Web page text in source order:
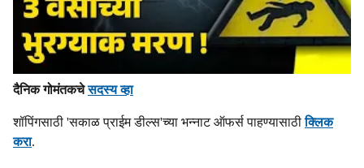
दैनिक गोमंतकचेसदस्य व्हा
शॉपिंगसाठी 'सकाळ प्राईम डील्स'च्या भन्नाट ऑफर्स पाहण्यासाठीक्लिक
करा.